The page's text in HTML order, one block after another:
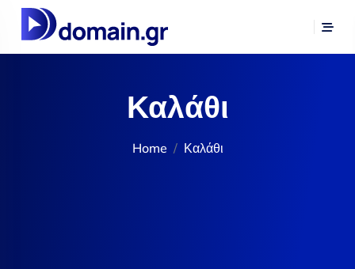
Καλάθι
Home Καλάθι